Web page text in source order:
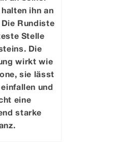
ihn an
Rundiste
Stelle
Die
wirkt wie
sie lässt
und
eine
starke